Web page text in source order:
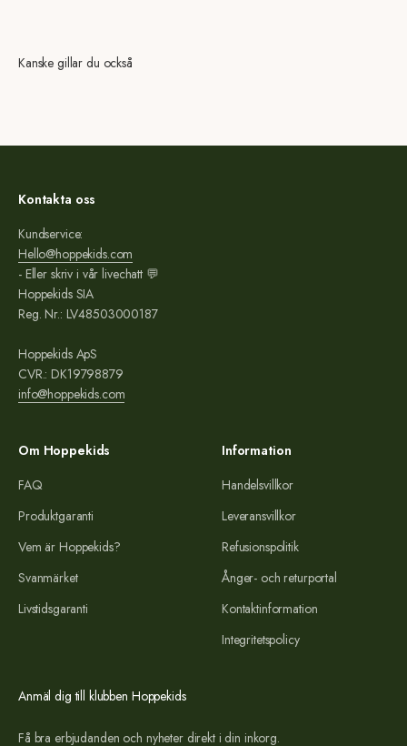
Kanske gillar du också
Kontakta oss
Kundservice:
Hello@hoppekids.com
- Eller skriv i vår livechatt 💬
Hoppekids SIA
Reg. Nr.: LV48503000187
Hoppekids ApS
CVR.: DK19798879
info@hoppekids.com
Om Hoppekids
FAQ
Produktgaranti
Vem är Hoppekids?
Svanmärket
Livstidsgaranti
Information
Handelsvillkor
Leveransvillkor
Refusionspolitik
Ånger- och returportal
Kontaktinformation
Integritetspolicy
Anmäl dig till klubben Hoppekids
Få bra erbjudanden och nyheter direkt i din inkorg.